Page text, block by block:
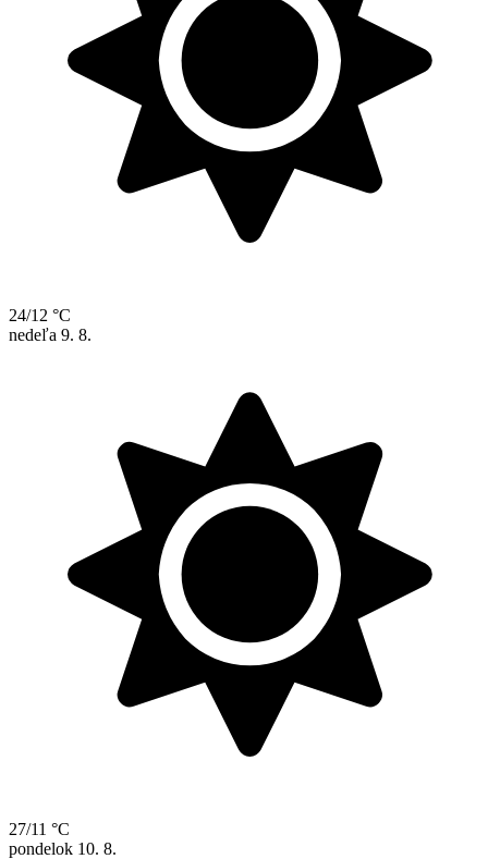
24/12 °C
nedeľa 9. 8.
27/11 °C
pondelok 10. 8.